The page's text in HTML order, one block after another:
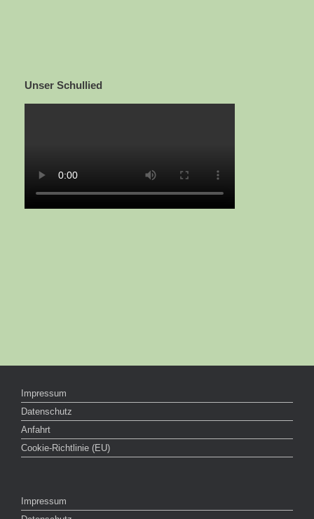
Unser Schullied
Impressum
Datenschutz
Anfahrt
Cookie-Richtlinie (EU)
Impressum